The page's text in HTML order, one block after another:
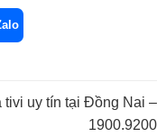
tivi uy tín tại Đồng Nai –
1900.9200